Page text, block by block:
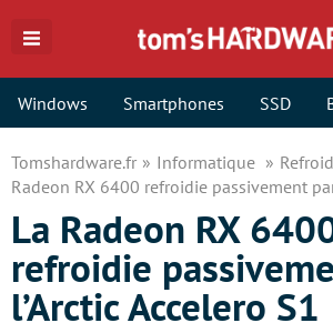
Windows Smartphones SSD
Tomshardware.fr Informatique
Radeon RX 6400 refroidie passivement
La Radeon RX
refroidie
l’Arctic Accelero S1